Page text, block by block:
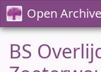
Open
BS